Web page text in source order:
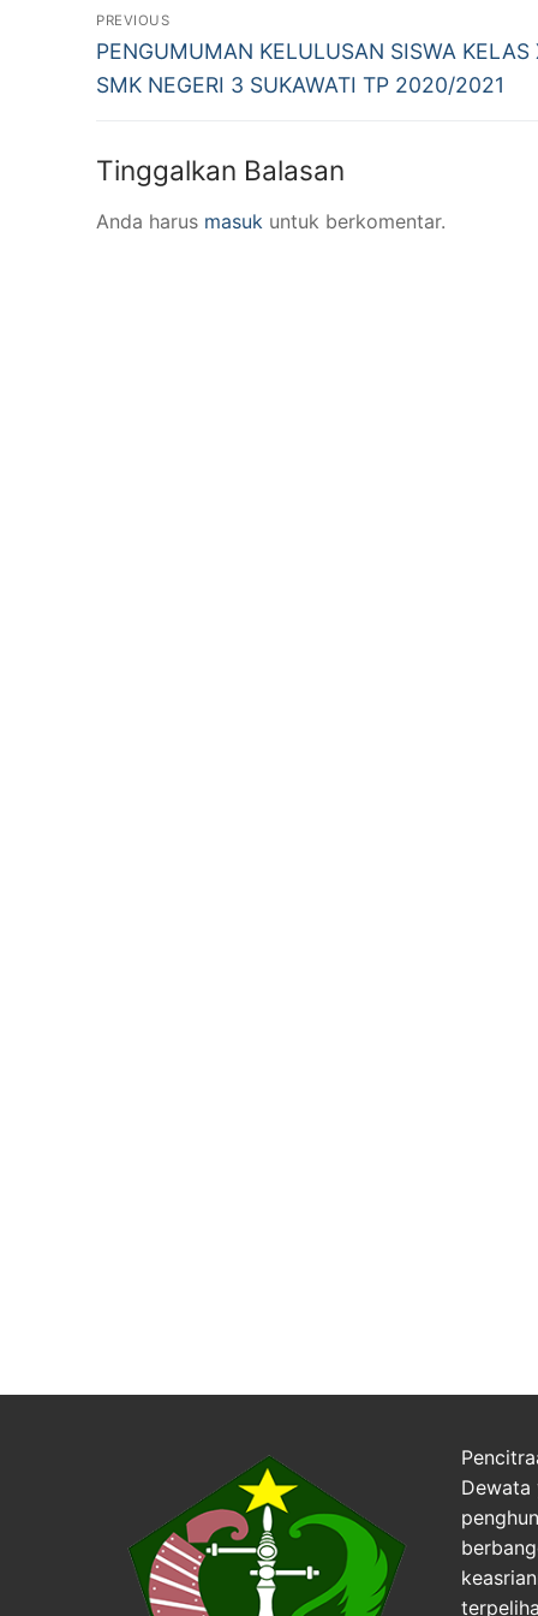
Navigasi
pos
PREVIOUS
Previous
post:
PENGUMUMAN KELULUSAN SISWA KELAS
SMK NEGERI 3 SUKAWATI TP 2020/2021
Tinggalkan Balasan
Anda harus masuk untuk berkomentar.
Dewata